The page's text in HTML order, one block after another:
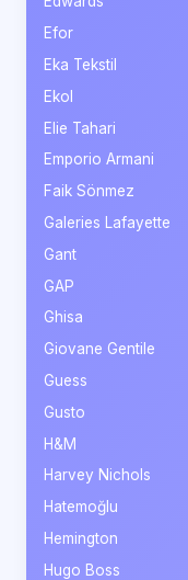
Efor
Eka Tekstil
Ekol
Elie Tahari
Emporio Armani
Faik Sönmez
Galeries Lafayette
Gant
GAP
Ghisa
Giovane Gentile
Guess
Gusto
H&M
Harvey Nichols
Hatemoğlu
Hemington
Hugo Boss